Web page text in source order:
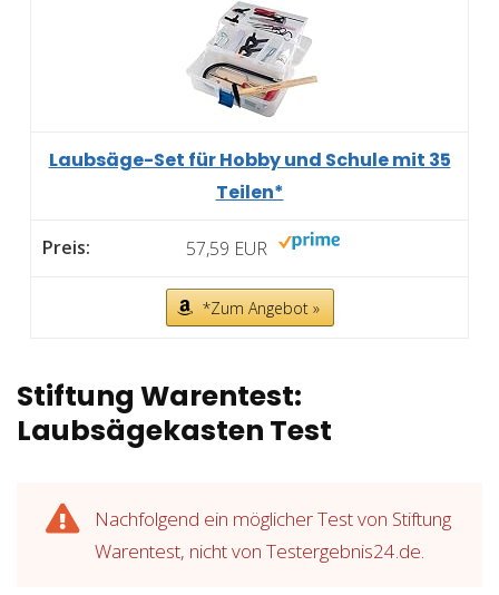
Laubsäge-Set für Hobby und Schule mit 35
Teilen*
57,59 EUR
*Zum Angebot »
Stiftung Warentest:
Laubsägekasten Test
Nachfolgend ein möglicher Test von Stiftung
Warentest, nicht von Testergebnis24.de.